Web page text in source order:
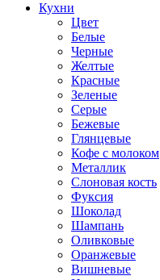
Кухни
Цвет
Белые
Черные
Желтые
Красные
Зеленые
Серые
Бежевые
Глянцевые
Кофе с молоком
Металлик
Слоновая кость
Фуксия
Шоколад
Шампань
Оливковые
Оранжевые
Вишневые